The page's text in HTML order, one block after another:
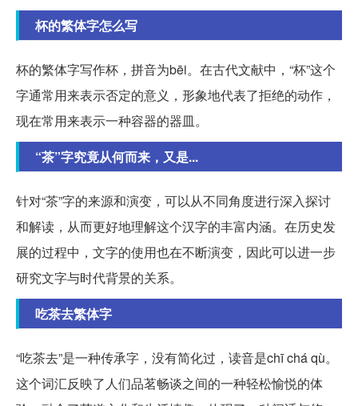
杯的繁体字怎么写
杯的繁体字写作杯，拼音为bēi。在古代文献中，“杯”这个
字通常用来表示否定的意义，形象地代表了拒绝的动作，
现在常用来表示一种容器的器皿。
“茶”字究竟从何而来，又是...
针对“茶”字的来源和演变，可以从不同角度进行深入探讨
和解读，从而更好地理解这个汉字的丰富内涵。在历史发
展的过程中，文字的使用也在不断演变，因此可以进一步
研究文字与时代背景的关系。
吃茶去繁体字
“吃茶去”是一种传承字，没有简化过，读音是chī chá qù。
这个词汇反映了人们品茗畅谈之间的一种轻松愉悦的体